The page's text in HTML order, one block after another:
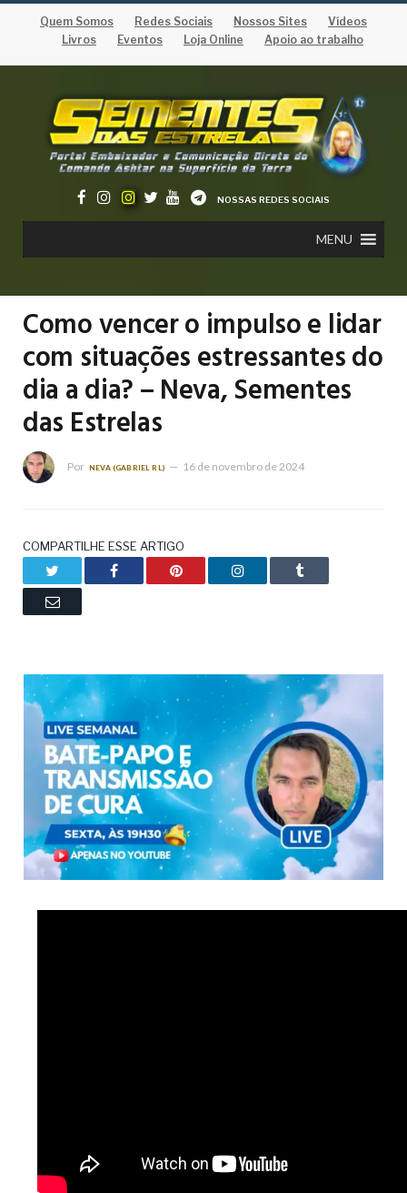
Quem Somos Redes Sociais Nossos Sites
Vídeos
Livros
Eventos Loja Online Apoio ao trabalho
NOSSAS REDES SOCIAIS
MENU
Como vencer o impulso e lidar
com situações estressantes do
dia a dia? – Neva, Sementes
das Estrelas
Por NEVA (GABRIEL RL) 16 de novembro de 2024
COMPARTILHE ESSE ARTIGO
Facebook Pinterest LinkedIn Tumblr
Email